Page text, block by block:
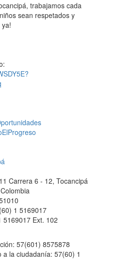
trabajamos cada
sean respetados y
ya!
Carrera 6 - 12, Tocancipá
1 5169017
5169017 Ext. 102
57(601) 8575878
a la ciudadanía: 57(60) 1